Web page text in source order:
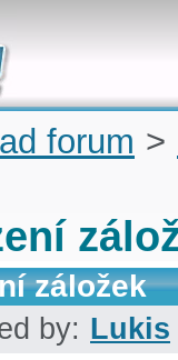
forum >
záložek
by: Lukis